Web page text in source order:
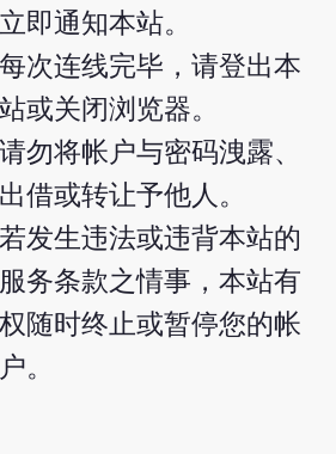
立即通知本站。
每次连线完毕，请登出本
站或关闭浏览器。
请勿将帐户与密码洩露、
出借或转让予他人。
若发生违法或违背本站的
服务条款之情事，本站有
权随时终止或暂停您的帐
户。